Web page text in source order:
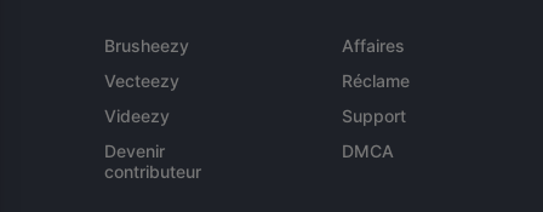
Brusheezy
Vecteezy
Videezy
Devenir
contributeur
Affaires
Réclame
Support
DMCA